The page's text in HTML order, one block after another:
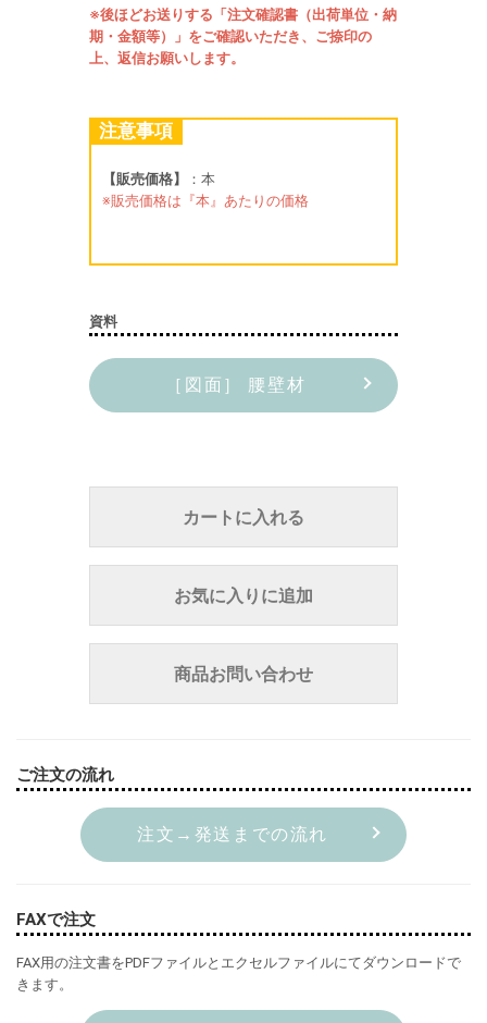
※後ほどお送りする「注文確認書（出荷単位・納
期・金額等）」をご確認いただき、ご捺印の
上、返信お願いします。
注意事項
【販売価格】
：本
※販売価格は『本』あたりの価格
資料
［図面］ 腰壁材
カートに入れる
お気に入りに追加
商品お問い合わせ
ご注文の流れ
注文→発送までの流れ
FAXで注文
FAX用の注文書をPDFファイルとエクセルファイルにてダウンロードで
きます。